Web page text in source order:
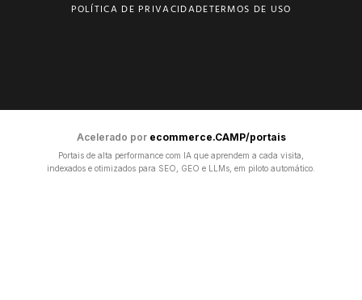
POLÍTICA DE PRIVACIDADETERMOS DE USO
Acelerado por ecommerce.CAMP/portais
Portais de alta performance com IA que aprendem a cada visita,
indexados e otimizados para SEO, GEO e LLMs, em piloto automático.